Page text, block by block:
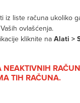
iz liste računa ukoliko
ovlašćenja.
kliknite na Alati >
TIH RAČUNA.